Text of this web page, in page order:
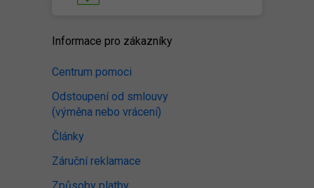
Informace pro zákazníky
Centrum pomoci
Odstoupení od smlouvy
(výměna nebo vrácení)
Články
Záruční reklamace